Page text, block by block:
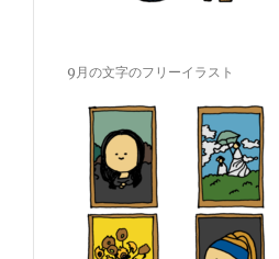
9月の文字のフリーイラスト